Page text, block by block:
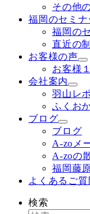
その他
福岡のセミ
福岡の
直近の
お客様の声
お客様
会社案内
羽山レ
ふくお
ブログ
ブログ
A-zoメ
A-zoの
福岡藤
よくあるご質
検索